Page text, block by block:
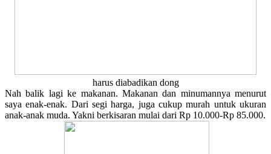
harus diabadikan dong
Nah balik lagi ke makanan. Makanan dan minumannya menurut
saya enak-enak. Dari segi harga, juga cukup murah untuk ukuran
anak-anak muda. Yakni berkisaran mulai dari Rp 10.000-Rp 85.000.